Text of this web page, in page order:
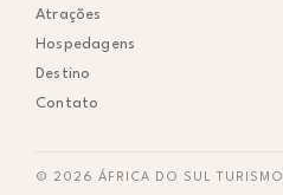
Atrações
Hospedagens
Destino
Contato
© 2026 ÁFRICA DO SUL TURISMO